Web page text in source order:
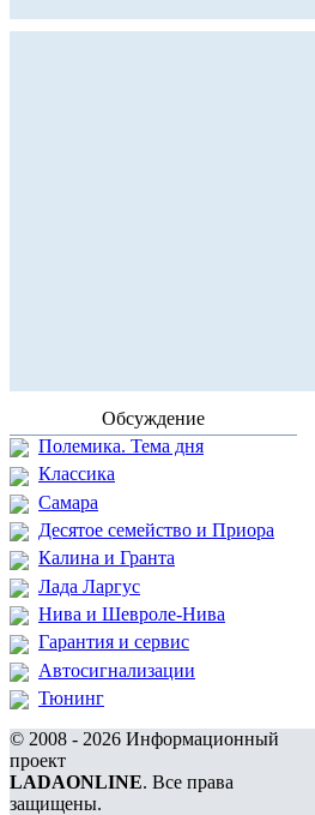
Обсуждение
Полемика. Тема дня
Классика
Самара
Десятое семейство и Приора
Калина и Гранта
Лада Ларгус
Нива и Шевроле-Нива
Гарантия и сервис
Автосигнализации
Тюнинг
© 2008 - 2026 Информационный
проект
LADAONLINE. Все права
защищены.